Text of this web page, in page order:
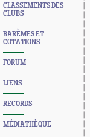
CLASSEMENTS DES
CLUBS
BARÈMES ET
COTATIONS
FORUM
LIENS
RECORDS
MÉDIATHÈQUE